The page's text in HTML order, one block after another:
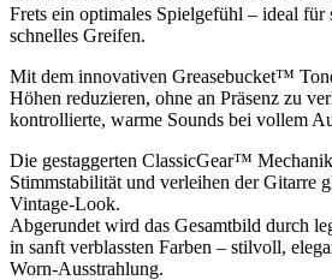
Frets ein optimales Spielgefühl – ideal für
schnelles Greifen.
Mit dem innovativen Greasebucket™
Höhen reduzieren, ohne an Präsenz zu
kontrollierte, warme Sounds bei vollem
Die gestaggerten ClassicGear™
Stimmstabilität und verleihen der Gitarre
Vintage-Look.
Abgerundet wird das Gesamtbild durch
in sanft verblassten Farben – stilvoll,
Worn-Ausstrahlung.